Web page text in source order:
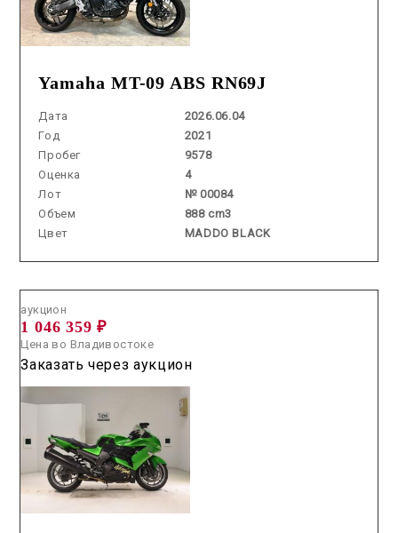
Yamaha MT-09 ABS RN69J
Дата
2026.06.04
Год
2021
Пробег
9578
Оценка
4
Лот
№ 00084
Объем
888 cm3
Цвет
MADDO BLACK
аукцион
1 046 359 ₽
Цена во Владивостоке
Заказать через аукцион